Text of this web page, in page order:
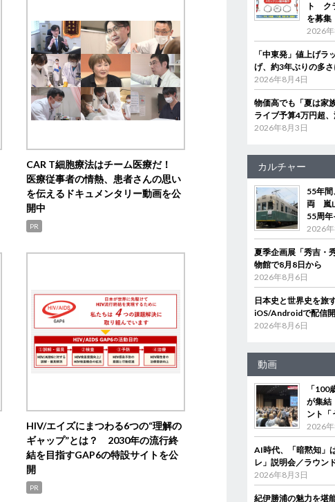
CAR T細胞療法はチーム医療だ！
医療従事者の情熱、患者さんの思い
を伝えるドキュメンタリー動画を公
開中
PR
HIV/エイズにまつわる6つの“理解の
ギャップ”とは？ 2030年の流行終
結を目指すGAP6の特設サイトを公
開
PR
ト ク
を募集
2026
「中東発」値上げ
げ、約3年ぶりの多
2026年8月4日
物価高でも「夏は家
ライブ予算4万円超
2026年8月3日
カルチャー
55年
両 嵐
55周
2026
夏季企画展「秀吉・
物館で8月8日から
2026年8月6日
日本史と世界史を旅
iOS/Androidで配信
2026年8月6日
動画
「100
が集結
ント「
2026
AI時代、「暗黙知」
レ」説明会／ラウン
2026年8月3日
紀伊勝浦の魅力を堪